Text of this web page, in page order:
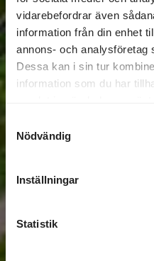
vidarebefordrar även
information från din enhet
annons- och analysföretag
Dessa kan i sin tur
information som du har
Nödvändig
Inställningar
Statistik